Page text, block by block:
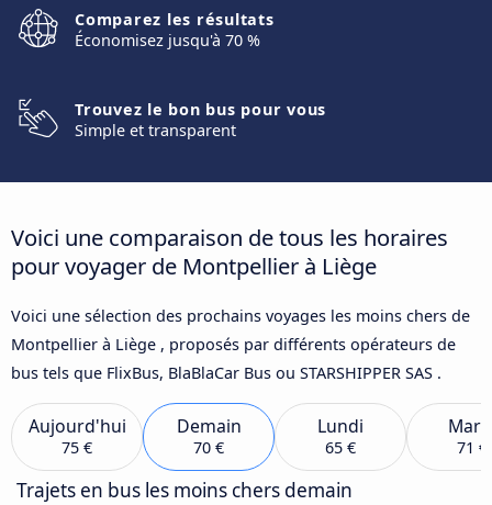
Comparez les résultats
Économisez jusqu'à 70 %
Trouvez le bon bus pour vous
Simple et transparent
Voici une comparaison de tous les horaires
pour voyager de Montpellier à Liège
Voici une sélection des prochains voyages les moins chers de
Montpellier à Liège , proposés par différents opérateurs de
bus tels que FlixBus, BlaBlaCar Bus ou STARSHIPPER SAS .
Aujourd'hui
75 €
Demain
70 €
Lundi
65 € 71 €
Trajets en bus les moins chers demain